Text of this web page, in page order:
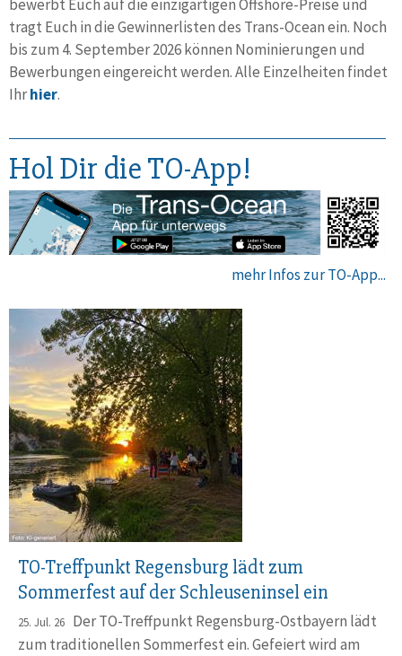
bewerbt Euch auf die einzig­artigen Offshore-Preise und
tragt Euch in die Gewinner­listen des Trans-Ocean ein. Noch
bis zum 4. September 2026 können Nominie­rungen und
Bewer­bungen einge­reicht werden. Alle Einzel­heiten findet
Ihrhier.
Hol Dir die TO-App!
mehr Infos zur TO-App...
TO-Treffpunkt Regensburg lädt zum
Sommerfest auf der Schleuseninsel ein
25. Jul. 26 Der TO-Treffpunkt Regensburg-Ostbayern lädt
zum tradi­tio­nellen Sommerfest ein. Gefeiert wird am